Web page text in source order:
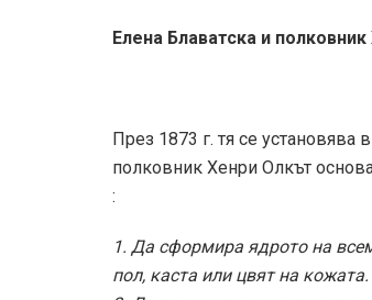
Елена Блаватска и
През 1873 г. тя се
полковник Хенри Олкът
:
1. Да сформира ядрото на
пол, каста или цвят на кожата.